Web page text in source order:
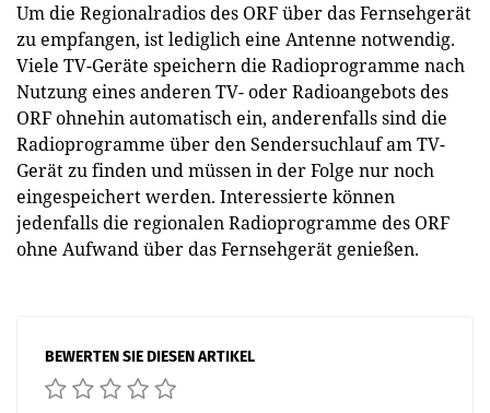
Um die Regionalradios des ORF über das Fernsehgerät
zu empfangen, ist lediglich eine Antenne notwendig.
Viele TV-Geräte speichern die Radioprogramme nach
Nutzung eines anderen TV- oder Radioangebots des
ORF ohnehin automatisch ein, anderenfalls sind die
Radioprogramme über den Sendersuchlauf am TV-
Gerät zu finden und müssen in der Folge nur noch
eingespeichert werden. Interessierte können
jedenfalls die regionalen Radioprogramme des ORF
ohne Aufwand über das Fernsehgerät genießen.
BEWERTEN SIE DIESEN ARTIKEL